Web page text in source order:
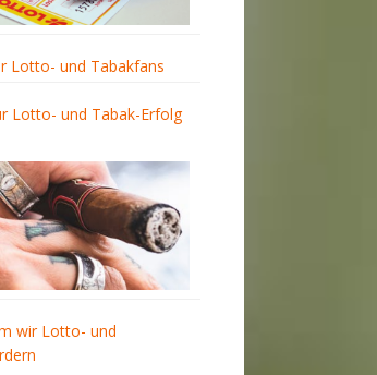
Lotto- und Tabakfans
Lotto- und Tabak-Erfolg
wir Lotto- und